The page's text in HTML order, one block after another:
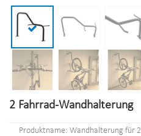
2 Fahrrad-Wandhalterung
Produktname: Wandhalterung für